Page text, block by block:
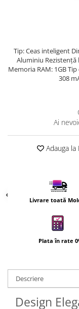
Perii de coafat
Periute de dinti
Aparate de călcat
Fiare de călcat
Console Gaming
Jocuri Console si PC
Tip: Ceas inteligent
Aluminiu Rezistență
Memoria RAM: 1GB
308
Ai
Adauga la
Livrare toată
Plata în rate
Descriere
Design